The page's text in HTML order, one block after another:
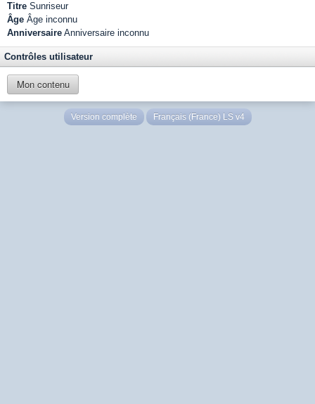
Titre Sunriseur
Âge Âge inconnu
Anniversaire Anniversaire inconnu
Contrôles utilisateur
Mon contenu
Version complète Français (France) LS v4